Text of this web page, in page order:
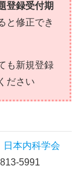
登録受付期
と修正でき
も新規登録
ださい
日本内科学会
5991